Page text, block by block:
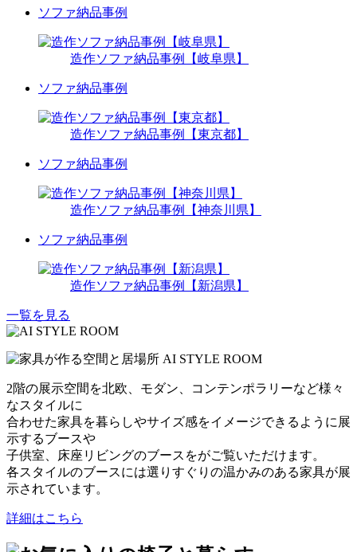
ソファ納品事例
造作ソファ納品事例【岐阜県】
ソファ納品事例
造作ソファ納品事例【東京都】
ソファ納品事例
造作ソファ納品事例【神奈川県】
ソファ納品事例
造作ソファ納品事例【新潟県】
一覧を見る
2階の展示空間を北欧、モダン、コンテンポラリーなど様々
なスタイルに
合わせた家具を暮らしやサイズ感をイメージできるように展
示するブースや
子供室、床座リビングのブースをがご覧いただけます。
各スタイルのブースには選りすぐりの温かみのある家具が展
示されています。
詳細はこちら